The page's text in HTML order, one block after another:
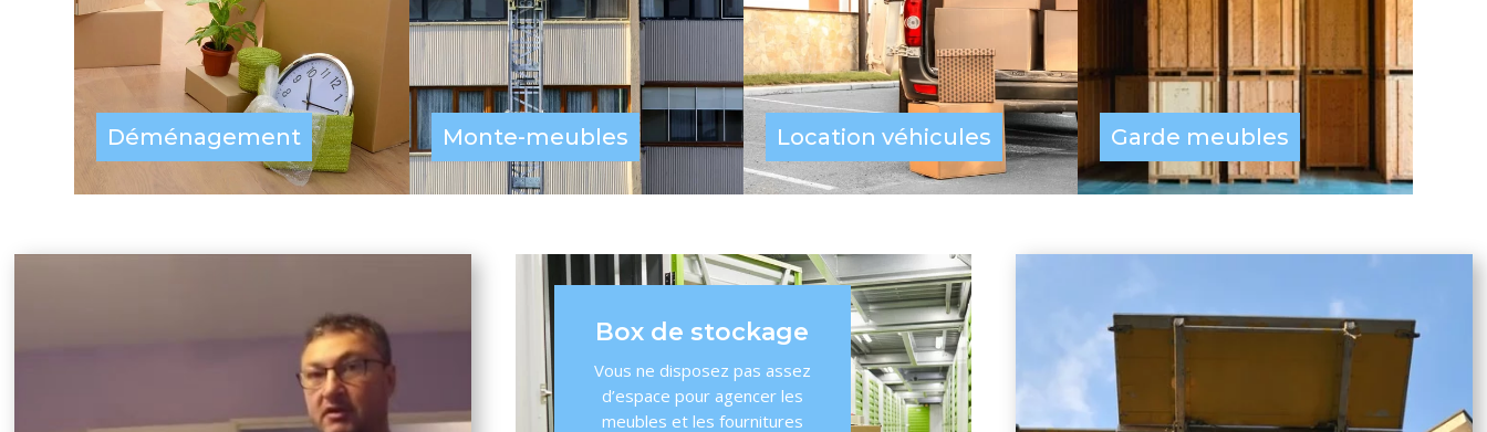
Déménagement Monte-meubles Location véhicules Garde meubles
Box de stockage
Vous ne disposez pas assez
d’espace pour agencer les
meubles et les fournitures